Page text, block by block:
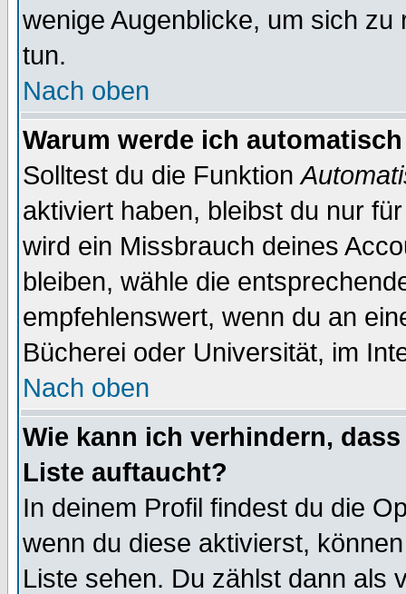
wenige Augenblicke, um sich
tun.
Nach oben
Warum werde ich
Solltest du die Funktion
aktiviert haben, bleibst du nur
wird ein Missbrauch deines
bleiben, wähle die
empfehlenswert, wenn du an
Bücherei oder Universität, im
Nach oben
Wie kann ich verhindern,
Liste auftaucht?
In deinem Profil findest du die
wenn du diese aktivierst,
Liste sehen. Du zählst dann als